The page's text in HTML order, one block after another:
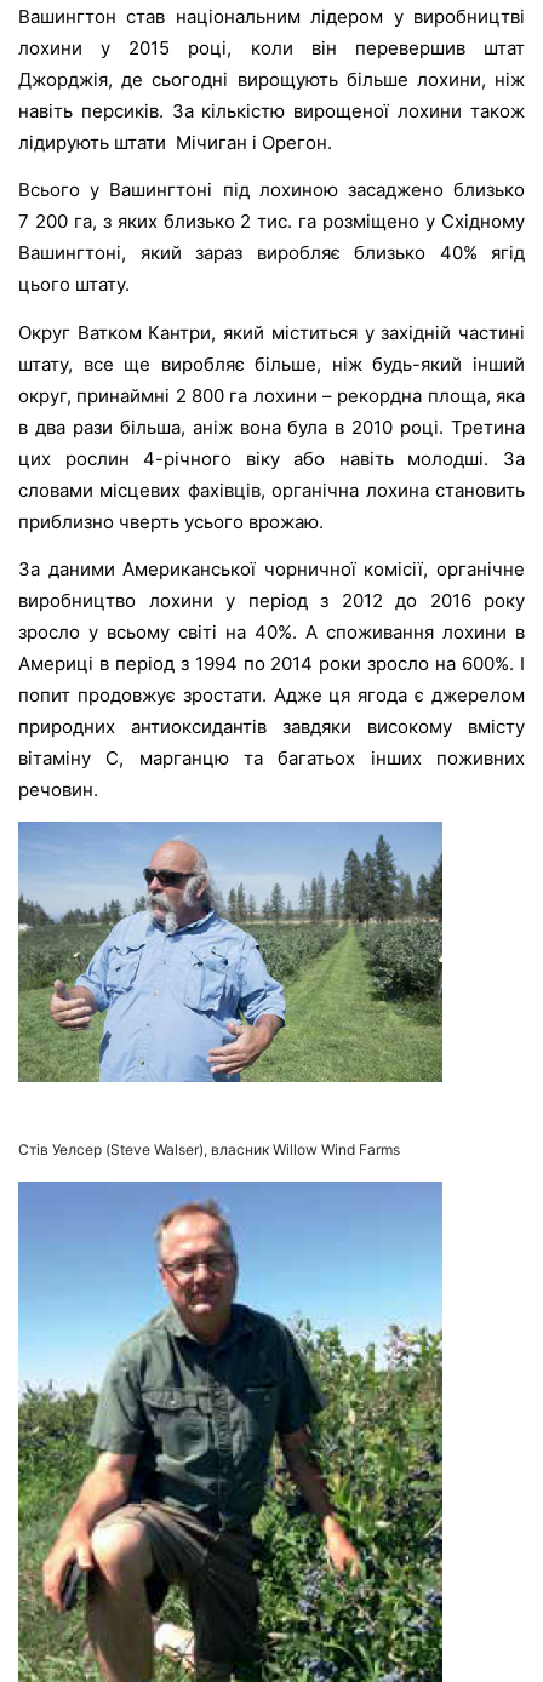
Вашингтон став національним лідером у виробництві
лохини у 2015 році, коли він перевершив штат
Джорджія, де сьогодні вирощують більше лохини, ніж
навіть персиків. За кількістю вирощеної лохини також
лідирують штати Мічиган і Орегон.
Всього у Вашингтоні під лохиною засаджено близько
7 200 га, з яких близько 2 тис. га розміщено у Східному
Вашингтоні, який зараз виробляє близько 40% ягід
цього штату.
Округ Ватком Кантри, який міститься у західній частині
штату, все ще виробляє більше, ніж будь-який інший
округ, принаймні 2 800 га лохини – рекордна площа, яка
в два рази більша, аніж вона була в 2010 році. Третина
цих рослин 4-річного віку або навіть молодші. За
словами місцевих фахівців, органічна лохина становить
приблизно чверть усього врожаю.
За даними Американської чорничної комісії, органічне
виробництво лохини у період з 2012 до 2016 року
зросло у всьому світі на 40%. А споживання лохини в
Америці в період з 1994 по 2014 роки зросло на 600%. І
попит продовжує зростати. Адже ця ягода є джерелом
природних антиоксидантів завдяки високому вмісту
вітаміну С, марганцю та багатьох інших поживних
речовин.
Стів Уелсер (Steve Walser), власник Willow Wind Farms